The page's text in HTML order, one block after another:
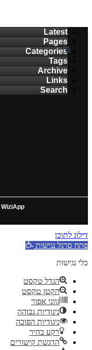
0
0
0
0
0
0
0
0
0
Latest
Pages
Categories
Tags
Archive
Links
Search
WiziApp
דילוג לתוכן
פתח סרגל נגישות
כלי נגישות
הגדל טקסט
הקטן טקסט
גווני אפור
ניגודיות גבוהה
ניגודיות הפוכה
רקע בהיר
הדגשת קישורים